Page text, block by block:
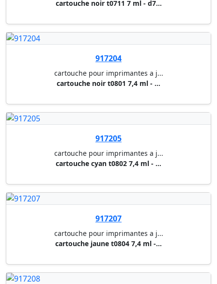
917204
cartouche noir t0801 7,4 ml - ...
917205
cartouche pour imprimantes a j...
917208
cartouche lightcyan t0805 7,4 ...